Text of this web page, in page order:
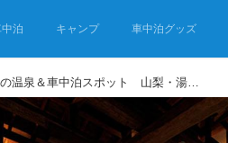
泊 キャンプ 車中泊グッズ
八ヶ岳と富士五湖エリアの温泉＆車中泊スポット 山梨・湯めぐり車中泊旅②